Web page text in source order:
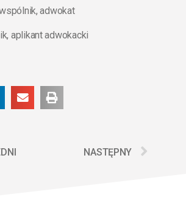
adwokat
aplikant adwokacki
NASTĘPNY